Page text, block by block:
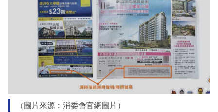
（圖片來源：消委會官網圖片）